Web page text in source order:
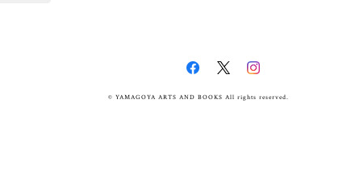
© YAMAGOYA ARTS AND BOOKS All rights reserved.